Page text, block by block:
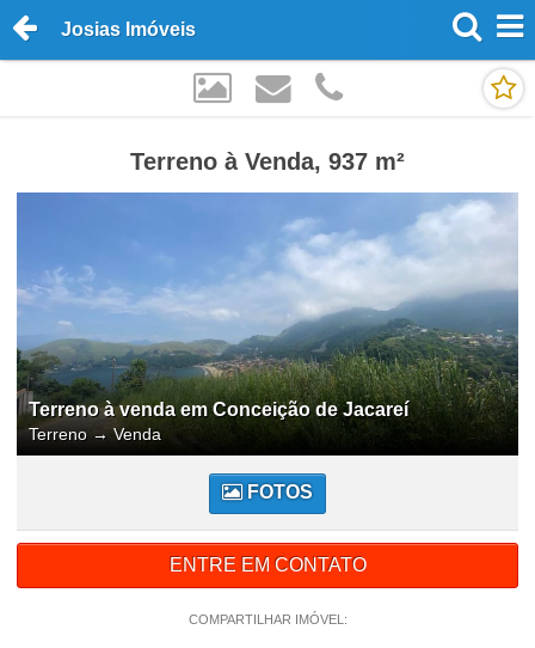
Josias Imóveis
Terreno à Venda, 937 m²
Terreno à venda em Conceição de Jacareí
Terreno → Venda
FOTOS
ENTRE EM CONTATO
COMPARTILHAR IMÓVEL: